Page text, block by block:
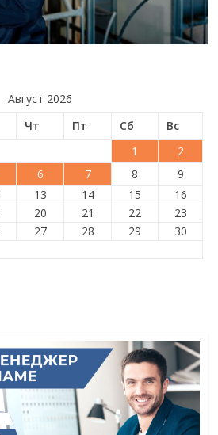
Август 2026
Чт Пт Сб
Вс
1
2
6 7 8
9
13 14 15
16
20 21 22
23
27 28 29
30